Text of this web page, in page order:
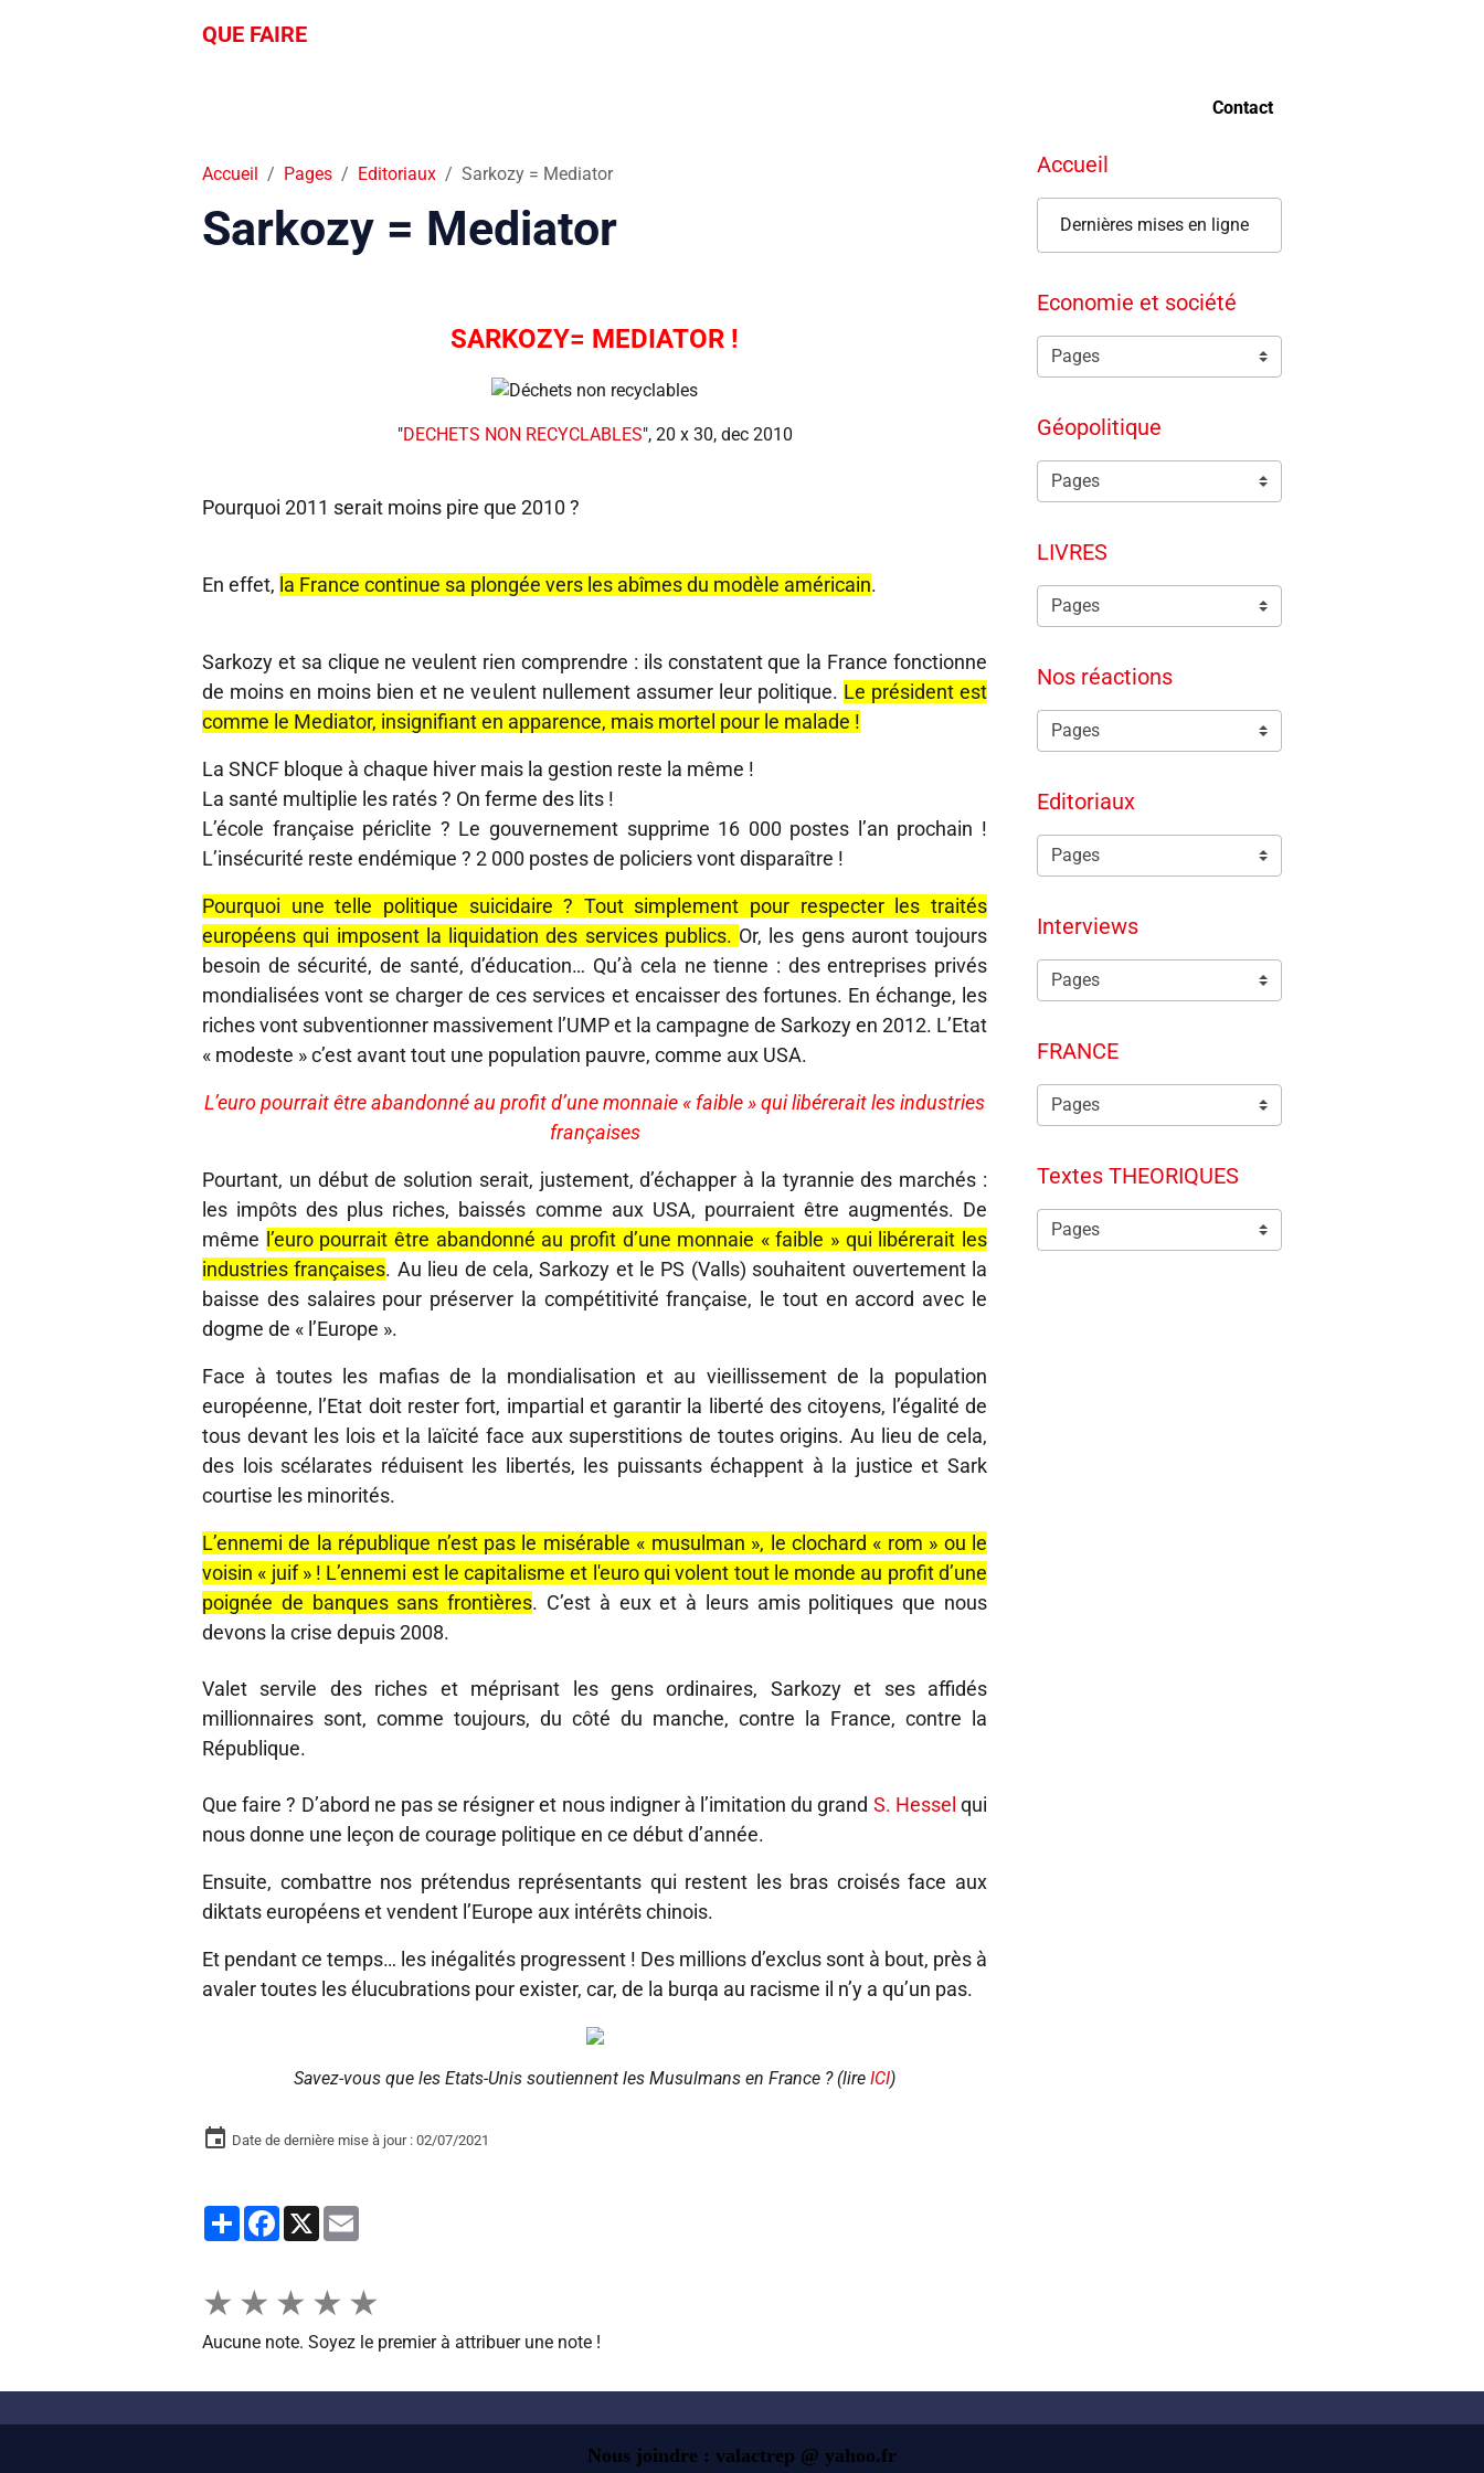
QUE FAIRE
Contact
Accueil Pages Editoriaux Sarkozy = Mediator
Sarkozy = Mediator
SARKOZY= MEDIATOR !
"DECHETS NON RECYCLABLES", 20 x 30, dec 2010
Pourquoi 2011 serait moins pire que 2010 ?
En effet, la France continue sa plongée vers les abîmes du modèle américain.
Sarkozy et sa clique ne veulent rien comprendre : ils constatent que la France fonctionne
de moins en moins bien et ne veulent nullement assumer leur politique. Le président est
comme le Mediator, insignifiant en apparence, mais mortel pour le malade !
La SNCF bloque à chaque hiver mais la gestion reste la même !
La santé multiplie les ratés ? On ferme des lits !
L’école française périclite ? Le gouvernement supprime 16 000 postes l’an prochain !
L’insécurité reste endémique ? 2 000 postes de policiers vont disparaître !
Pourquoi une telle politique suicidaire ? Tout simplement pour respecter les traités
européens qui imposent la liquidation des services publics. Or, les gens auront toujours
besoin de sécurité, de santé, d’éducation… Qu’à cela ne tienne : des entreprises privés
mondialisées vont se charger de ces services et encaisser des fortunes. En échange, les
riches vont subventionner massivement l’UMP et la campagne de Sarkozy en 2012. L’Etat
« modeste » c’est avant tout une population pauvre, comme aux USA.
L’euro pourrait être abandonné au profit d’une monnaie « faible » qui libérerait les industries
françaises
Pourtant, un début de solution serait, justement, d’échapper à la tyrannie des marchés :
les impôts des plus riches, baissés comme aux USA, pourraient être augmentés. De
même l’euro pourrait être abandonné au profit d’une monnaie « faible » qui libérerait les
industries françaises. Au lieu de cela, Sarkozy et le PS (Valls) souhaitent ouvertement la
baisse des salaires pour préserver la compétitivité française, le tout en accord avec le
dogme de « l’Europe ».
Face à toutes les mafias de la mondialisation et au vieillissement de la population
européenne, l’Etat doit rester fort, impartial et garantir la liberté des citoyens, l’égalité de
tous devant les lois et la laïcité face aux superstitions de toutes origins. Au lieu de cela,
des lois scélarates réduisent les libertés, les puissants échappent à la justice et Sark
courtise les minorités.
L’ennemi de la république n’est pas le misérable « musulman », le clochard « rom » ou le
voisin « juif » ! L’ennemi est le capitalisme et l'euro qui volent tout le monde au profit d’une
poignée de banques sans frontières. C’est à eux et à leurs amis politiques que nous
devons la crise depuis 2008.
Valet servile des riches et méprisant les gens ordinaires, Sarkozy et ses affidés
millionnaires sont, comme toujours, du côté du manche, contre la France, contre la
République.
Que faire ? D’abord ne pas se résigner et nous indigner à l’imitation du grand S. Hessel qui
nous donne une leçon de courage politique en ce début d’année.
Ensuite, combattre nos prétendus représentants qui restent les bras croisés face aux
diktats européens et vendent l’Europe aux intérêts chinois.
Et pendant ce temps… les inégalités progressent ! Des millions d’exclus sont à bout, près à
avaler toutes les élucubrations pour exister, car, de la burqa au racisme il n’y a qu’un pas.
Savez-vous que les Etats-Unis soutiennent les Musulmans en France ? (lire ICI)
Date de dernière mise à jour : 02/07/2021
PartagerFacebook
X
★ ★ ★ ★ ★
Aucune note. Soyez le premier à attribuer une note !
Accueil
Dernières mises en ligne
Economie et société
Géopolitique
LIVRES
Nos réactions
Editoriaux
Interviews
FRANCE
Textes THEORIQUES
Nous joindre : valactrep @ yahoo.fr